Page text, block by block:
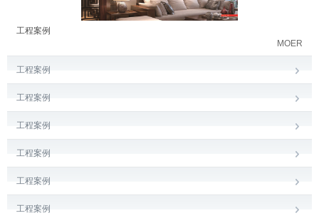
工程案例
MOER
工程案例
工程案例
工程案例
工程案例
工程案例
工程案例